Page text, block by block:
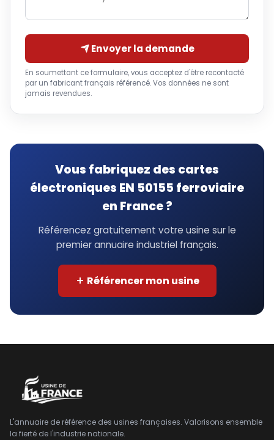
Envoyer la demande
En soumettant ce formulaire, vous acceptez d'être recontacté
par un fabricant français référencé. Vos données ne sont
jamais revendues.
Vous fabriquez des cartes
électroniques EN 50155 ferroviaire
en France ?
Référencez gratuitement votre usine sur le
premier annuaire industriel français.
Référencer mon usine
L'annuaire de référence des usines françaises. Valorisons ensemble
la fierté de l'industrie nationale.